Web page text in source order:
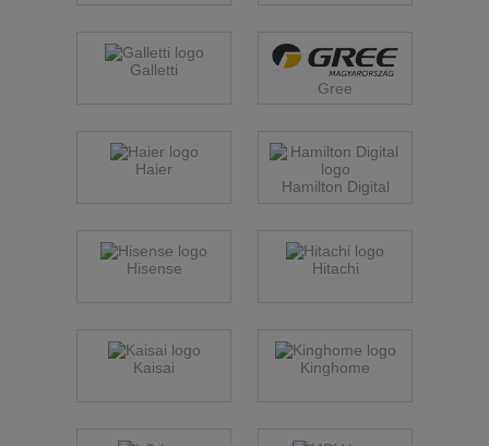
Galletti
Gree
Haier
Hamilton Digital
Hisense Hitachi
Kaisai Kinghome